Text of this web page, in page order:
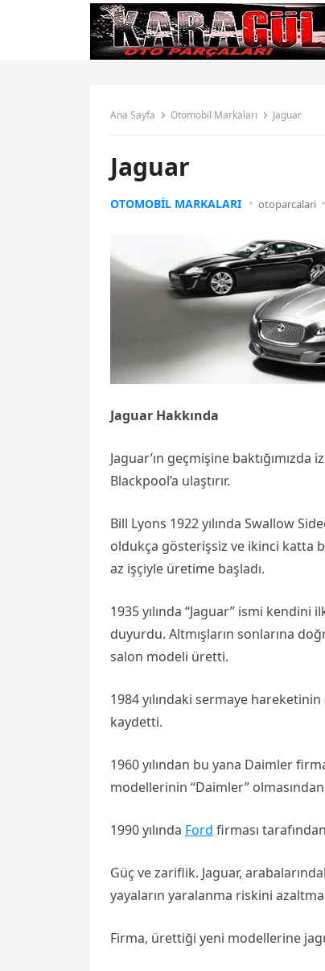
Ana Sayfa Otomobil Markaları Jaguar
Jaguar
OTOMOBIL MARKALARI otoparcalari
Jaguar Hakkında
Jaguar’ın geçmişine
Blackpool’a ulaştırır.
Bill Lyons 1922 yılında Swallow
oldukça gösterişsiz ve ikinci katta
az işçiyle üretime başladı.
1935 yılında “Jaguar” ismi
duyurdu. Altmışların sonlarına
salon modeli üretti.
1984 yılındaki sermaye
kaydetti.
1960 yılından bu yana Daimler
modellerinin “Daimler”
1990 yılında Ford firması tarafından
Güç ve zariflik. Jaguar,
yayaların yaralanma riskini
Firma, ürettiği yeni modellerine